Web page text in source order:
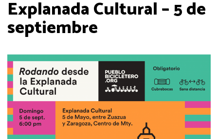
Explanada Cultural – 5 de
septiembre